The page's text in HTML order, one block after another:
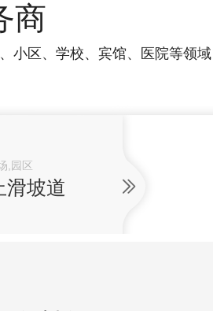
商
小区、学校、宾馆、医院等领域
,园区
滑坡道